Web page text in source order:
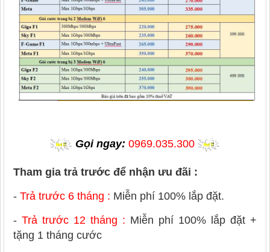
Gọi ngay: 0969.035.300
Tham gia trả trước để nhận ưu đãi :
- Trả trước 6 tháng : Miễn phí 100% lắp đặt.
- Trả trước 12 tháng : Miễn phí 100% lắp đặt +
tặng 1 tháng cước